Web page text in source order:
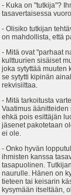
- Kuka on "tutkija"?
tasavertaisessa
- Olisiko tutkijan
on mahdollista, että
- Mitä ovat "parhaat
kulttuurien sisäiset
joka sytyttää muuten
se sytytti kipinän
rekvisiittaa.
- Mitä tarkoitusta
Vaatimus
ehkä pois esittäjän
jäsenet pakotetaan
ei ole.
- Onko hyvän
ihmisten kanssa
tasapuolinen.
naurulle. Hänen on
tieteen tai keisarin
kysymään itseltään,